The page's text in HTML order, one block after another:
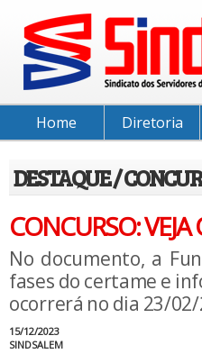
Home Diretoria
DESTAQUE /
CONCURSO:
No documento, a
fases do certame e
ocorrerá no dia 23/
15/12/2023
SINDSALEM